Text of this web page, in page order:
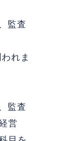
監査
れま
監査
営